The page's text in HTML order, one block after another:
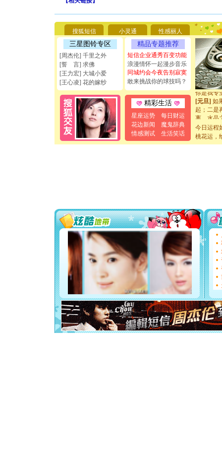
搜狐短信 小灵通 性感丽人
三星图铃专区
[周杰伦] 千里之外
[誓 言] 求佛
[王力宏] 大城小爱
[王心凌] 花的嫁纱
精品专题推荐
短信企业通秀百变功能
浪漫情怀一起漫步音乐
同城约会今夜告别寂寞
敢来挑战你的球技吗？
精彩生活
星座运势
每日财运
花边新闻
魔鬼辞典
情感测试
生活笑话
你太多，
要平安！
[圣诞节]
能正大光
天都要快
[圣诞节]
如意,快
[元旦]看
断电。爱
你是我专
[元旦] 如
起；二是
离。水晶
[元旦]当
泣，这痛
卖了。水
你太多，
要平安！
[圣诞节]
能正大
天都要快
[圣诞节]
如意,快
[元旦]
看
断电。
你是我
[元旦]
起；二是
离。水晶
[元旦]当
泣，这痛
卖了。水
今日运程
桃花运，